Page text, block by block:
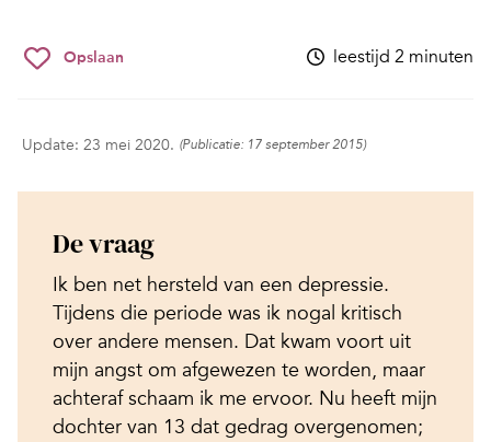
Opslaan leestijd 2 minuten
Update: 23 mei 2020. (Publicatie: 17 september 2015)
De vraag
Ik ben net hersteld van een depressie.
Tijdens die periode was ik nogal kritisch
over andere mensen. Dat kwam voort uit
mijn angst om afgewezen te worden, maar
achteraf schaam ik me ervoor. Nu heeft mijn
dochter van 13 dat gedrag overgenomen;